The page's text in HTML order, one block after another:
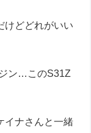
けどどれがいい
ン…このS31Z
イナさんと一緒